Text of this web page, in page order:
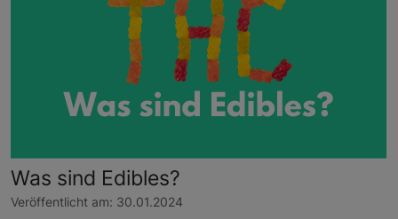
Was sind Edibles?
Veröffentlicht am: 30.01.2024